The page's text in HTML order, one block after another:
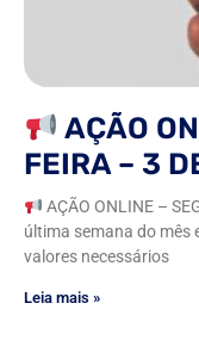
AÇÃO
FEIRA – 3
AÇÃO ONLINE –
última semana do mês
valores necessários
Leia mais »